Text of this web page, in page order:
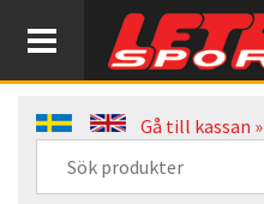
Gå till kassan »